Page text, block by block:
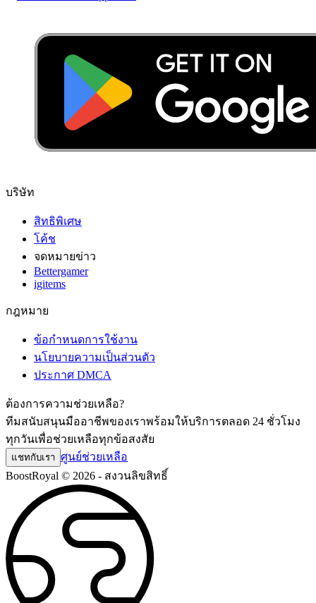
บริษัท
สิทธิพิเศษ
โค้ช
จดหมายข่าว
Bettergamer
igitems
กฎหมาย
ข้อกำหนดการใช้งาน
นโยบายความเป็นส่วนตัว
ประกาศ DMCA
ต้องการความช่วยเหลือ?
ทีมสนับสนุนมืออาชีพของเราพร้อมให้บริการตลอด 24 ชั่วโมง
ทุกวันเพื่อช่วยเหลือทุกข้อสงสัย
แชทกับเรา ศูนย์ช่วยเหลือ
BoostRoyal © 2026 - สงวนลิขสิทธิ์